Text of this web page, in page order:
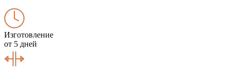
Изготовление
от 5 дней